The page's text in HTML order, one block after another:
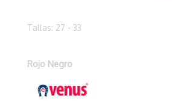
Tallas: 27 - 33
Rojo Negro